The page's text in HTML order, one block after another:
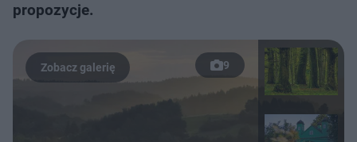
propozycje.
9